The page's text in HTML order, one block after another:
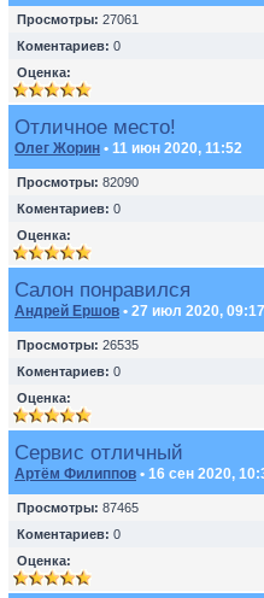
Просмотры: 27061
Коментариев: 0
Оценка:
Отличное место!
Олег Жорин • 11 июн 2020, 11:52
Просмотры: 82090
Коментариев: 0
Оценка:
Салон понравился
Андрей Ершов • 27 июл 2020, 09:17
Просмотры: 26535
Коментариев: 0
Оценка:
Сервис отличный
Артём Филиппов • 16 сен 2020,
Просмотры: 87465
Коментариев: 0
Оценка: